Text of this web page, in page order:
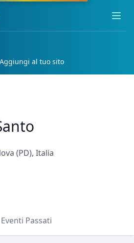
Aggiungi al tuo sito
(PD), Italia
Eventi Passati